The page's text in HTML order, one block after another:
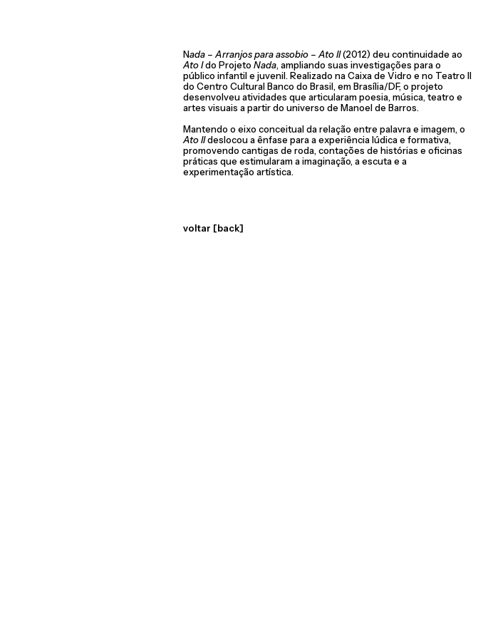
Nada – Arranjos para assobio – Ato II(2012) deu continuidade ao
Ato Ido Projeto Nada, ampliando suas investigações para o
público infantil e juvenil. Realizado na Caixa de Vidro e no Teatro II
do Centro Cultural Banco do Brasil, em Brasília/DF, o projeto
desenvolveu atividades que articularam poesia, música, teatro e
artes visuais a partir do universo de Manoel de Barros.
Mantendo o eixo conceitual da relação entre palavra e imagem, o
Ato IIdeslocou a ênfase para a experiência lúdica e formativa,
promovendo cantigas de roda, contações de histórias e oficinas
práticas que estimularam a imaginação, a escuta e a
experimentação artística.
voltar [back]